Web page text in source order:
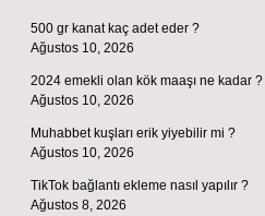
500 gr kanat kaç adet eder ?
Ağustos 10, 2026
2024 emekli olan kök maaşı ne kadar ?
Ağustos 10, 2026
Muhabbet kuşları erik yiyebilir mi ?
Ağustos 10, 2026
TikTok bağlantı ekleme nasıl yapılır ?
Ağustos 8, 2026